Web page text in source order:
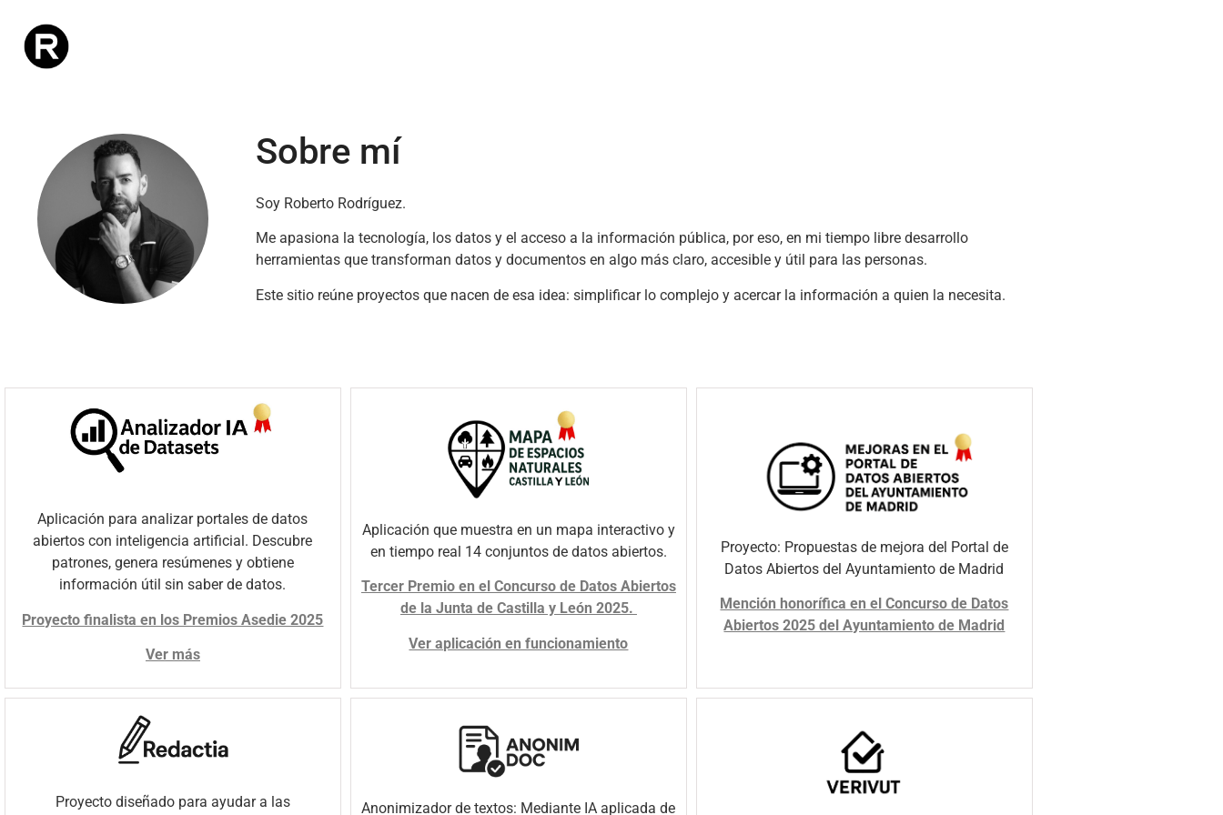
Sobre mí
Soy Roberto Rodríguez.
Me apasiona la tecnología, los datos y el acceso a la información pública, por eso, en mi tiempo libre desarrollo
herramientas que transforman datos y documentos en algo más claro, accesible y útil para las personas.
Este sitio reúne proyectos que nacen de esa idea: simplificar lo complejo y acercar la información a quien la necesita.
Aplicación para analizar portales de datos
abiertos con inteligencia artificial. Descubre
patrones, genera resúmenes y obtiene
información útil sin saber de datos.
Proyecto finalista en los Premios Asedie 2025
Ver más
Aplicación que muestra en un mapa interactivo y
en tiempo real 14 conjuntos de datos abiertos.
Tercer Premio en el Concurso de Datos Abiertos
de la Junta de Castilla y León 2025.
Ver aplicación en funcionamiento
Proyecto: Propuestas de mejora del Portal de
Datos Abiertos del Ayuntamiento de Madrid
Mención honorífica en el Concurso de Datos
Abiertos 2025 del Ayuntamiento de Madrid
Proyecto diseñado para ayudar a las Anonimizador de textos: Mediante IA aplicada de